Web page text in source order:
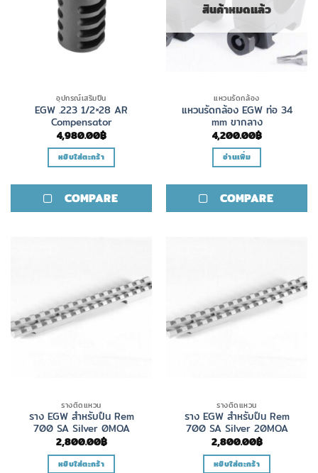
อุปกรณ์เสริมปืน
EGW .223 1/2×28 AR
Compensator
4,980.00฿
หยิบใส่ตะกร้า
COMPARE
สินค้าหมดแล้ว
แหวนรัดกล้อง
แหวนรัดกล้อง EGW ท่อ 34
mm ขากลาง
4,200.00฿
อ่านเพิ่ม
COMPARE
รางติดแหวน
ราง EGW สำหรับปืน Rem
700 SA Silver 0MOA
2,800.00฿
หยิบใส่ตะกร้า
รางติดแหวน
ราง EGW สำหรับปืน Rem
700 SA Silver 20MOA
2,800.00฿
หยิบใส่ตะกร้า